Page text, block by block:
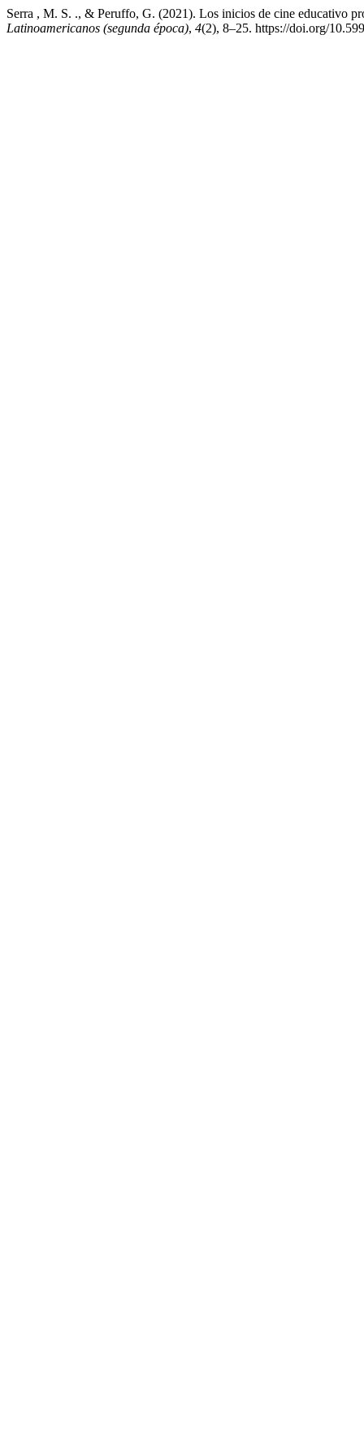
Serra , M. S. ., & Peruffo, G. (2021). Los inicios de cine educativo
Latinoamericanos (segunda época), 4(2), 8–25. https://doi.org/